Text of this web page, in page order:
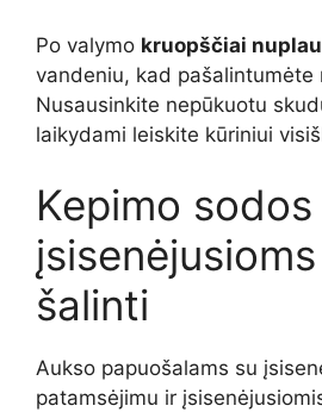
Po valymo kruopščiai
vandeniu, kad pašalintumėte
Nusausinkite nepūkuotu
laikydami leiskite kūriniui
Kepimo
šalinti
Aukso papuošalams su
patamsėjimu ir